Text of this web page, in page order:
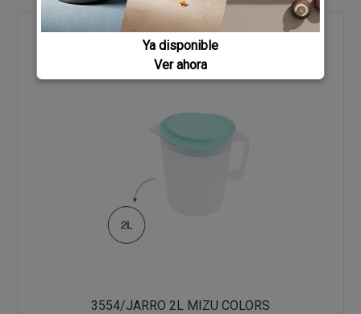
3554/JARRO 2L MIZU COLORS
Ya disponible
Ver ahora